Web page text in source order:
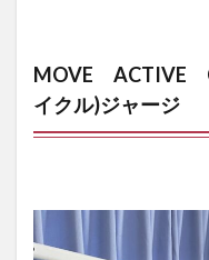
MOVE ACTIVE
イクル)ジャージ